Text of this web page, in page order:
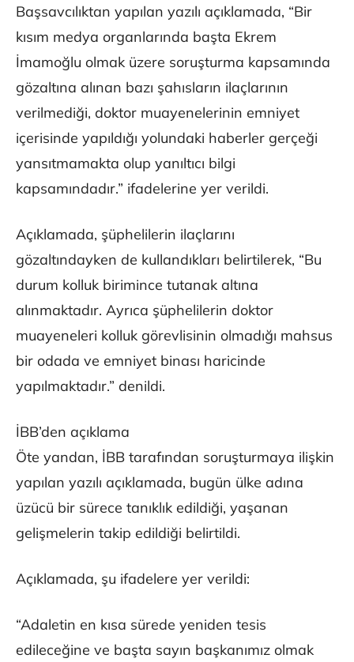
Başsavcılıktan yapılan yazılı açıklamada, “Bir
kısım medya organlarında başta Ekrem
İmamoğlu olmak üzere soruşturma kapsamında
gözaltına alınan bazı şahısların ilaçlarının
verilmediği, doktor muayenelerinin emniyet
içerisinde yapıldığı yolundaki haberler gerçeği
yansıtmamakta olup yanıltıcı bilgi
kapsamındadır.” ifadelerine yer verildi.
Açıklamada, şüphelilerin ilaçlarını
gözaltındayken de kullandıkları belirtilerek, “Bu
durum kolluk birimince tutanak altına
alınmaktadır. Ayrıca şüphelilerin doktor
muayeneleri kolluk görevlisinin olmadığı mahsus
bir odada ve emniyet binası haricinde
yapılmaktadır.” denildi.
İBB’den açıklama
Öte yandan, İBB tarafından soruşturmaya ilişkin
yapılan yazılı açıklamada, bugün ülke adına
üzücü bir sürece tanıklık edildiği, yaşanan
gelişmelerin takip edildiği belirtildi.
Açıklamada, şu ifadelere yer verildi:
“Adaletin en kısa sürede yeniden tesis
edileceğine ve başta sayın başkanımız olmak